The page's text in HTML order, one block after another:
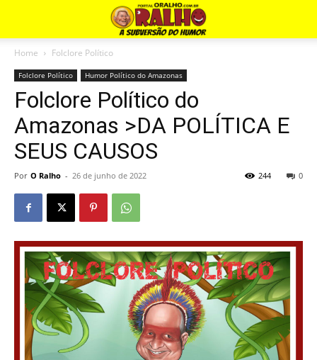
Home Folclore Político
Folclore Político Humor Político do Amazonas
Folclore Político do
Amazonas >DA POLÍTICA E
SEUS CAUSOS
Por O Ralho - 26 de junho de 2022 0
244